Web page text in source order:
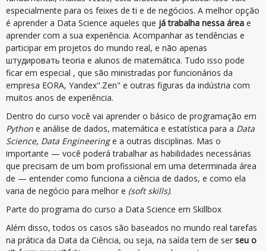
especialmente para os feixes de ti e de negócios. A melhor opção
é aprender a Data Science aqueles que já trabalha nessa área e
aprender com a sua experiência. Acompanhar as tendências e
participar em projetos do mundo real, e não apenas
штудировать teoria e alunos de matemática. Tudo isso pode
ficar em especial , que são ministradas por funcionários da
empresa EORA, Yandex".Zen" e outras figuras da indústria com
muitos anos de experiência.
Dentro do curso você vai aprender o básico de programação em
Python e análise de dados, matemática e estatística para a Data
Science, Data Engineeringe a outras disciplinas. Mas o
importante — você poderá trabalhar as habilidades necessárias
que precisam de um bom profissional em uma determinada área
de — entender como funciona a ciência de dados, e como ela
varia de negócio para melhor e (soft skills).
Parte do programa do curso a Data Science em Skillbox
Além disso, todos os casos são baseados no mundo real tarefas
na prática da Data da Ciência, ou seja, na saída tem de ser seu o